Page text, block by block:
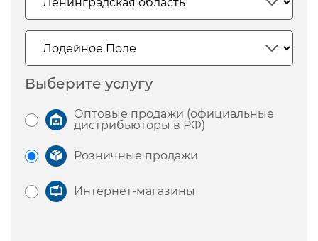
Выберите услугу
Оптовые продажи (официальные
дистрибьюторы в РФ)
Розничные продажи
Интернет-магазины